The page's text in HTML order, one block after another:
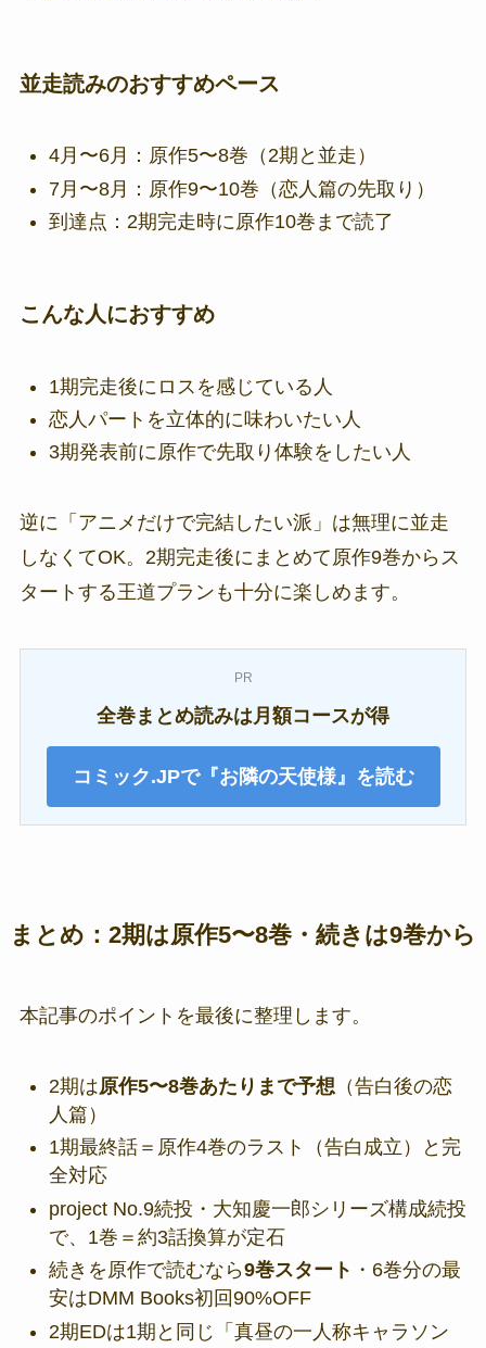
並走読みのおすすめペース
4月〜6月：原作5〜8巻（2期と並走）
7月〜8月：原作9〜10巻（恋人篇の先取り）
到達点：2期完走時に原作10巻まで読了
こんな人におすすめ
1期完走後にロスを感じている人
恋人パートを立体的に味わいたい人
3期発表前に原作で先取り体験をしたい人
逆に「アニメだけで完結したい派」は無理に並走
しなくてOK。2期完走後にまとめて原作9巻からス
タートする王道プランも十分に楽しめます。
PR
全巻まとめ読みは月額コースが得
コミック.JPで『お隣の天使様』を読む
まとめ：2期は原作5〜8巻・続きは9巻から
本記事のポイントを最後に整理します。
2期は原作5〜8巻あたりまで予想 （告白後の恋
人篇）
1期最終話＝原作4巻のラスト（告白成立）と完
全対応
project No.9続投・大知慶一郎シリーズ構成続投
で、1巻＝約3話換算が定石
続きを原作で読むなら9巻スタート ・6巻分の最
安はDMM Books初回90%OFF
2期EDは1期と同じ「真昼の一人称キャラソン